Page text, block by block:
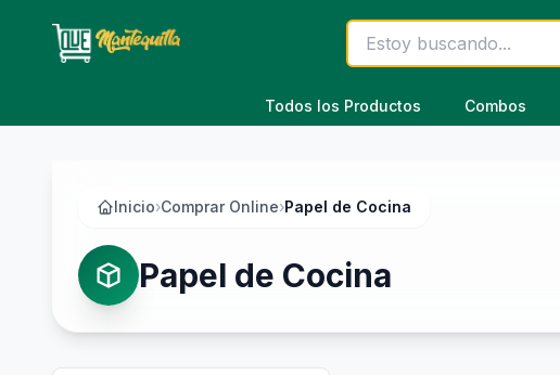
Todos los Productos Combos
Inicio›Comprar Online›Papel de Cocina
Papel de Cocina